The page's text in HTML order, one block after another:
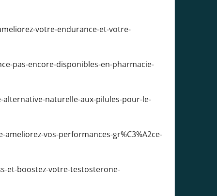
votre-endurance-et-votre-
pas-encore-disponibles-en-pharmacie-
naturelle-aux-pilules-pour-le-
vos-performances-gr%C3%A2ce-
et-boostez-votre-testosterone-